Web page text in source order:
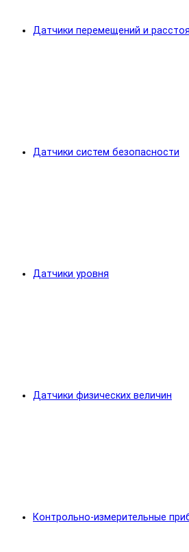
Датчики перемещений и
Датчики систем безопасности
Датчики уровня
Датчики физических величин
Контрольно-измерительные